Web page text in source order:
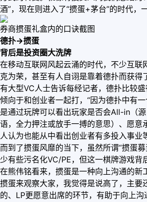
酒”，现在则进入了“掼蛋+茅台”的时代，
券商掼蛋礼盒内的口诀截图
德扑→掼蛋
背后是投资圈大洗牌
在移动互联网风起云涌的时代，不少互联
克为荣，甚至有人自诩是靠着德扑而获得
有大型VC人士告诉每经记者，德扑比较
倾向于和创业者一起打，“因为德扑中有
是通过玩牌可以看出玩家是否会All-in（
语，全力押注或放手一搏的意思）、愿意
人认为也能从中看出创业者有多投入事业
而到了掼蛋风靡的当下，虽然所谓“掼蛋
少有些污名化VC/PE，但这一棋牌游戏背
在熊伟铭看来，掼蛋是一种向上沟通的新
掼蛋来观察大家，我觉得是说高了，主要
的、LP更愿意出席的环节，有助于向上沟